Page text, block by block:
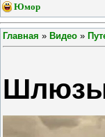
Юмор
Главная » Видео »
Шлюзы